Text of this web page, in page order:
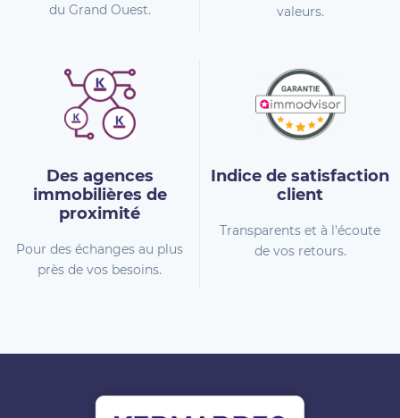
du Grand Ouest.
valeurs.
Des agences
immobilières de
proximité
Pour des échanges au plus
près de vos besoins.
Indice de satisfaction
client
Transparents et à l'écoute
de vos retours.